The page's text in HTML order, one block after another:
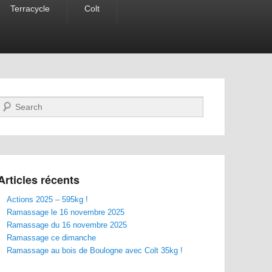
Terracycle Colt
Recherche
récents
Actions 2025 – 595kg !
Ramassage le 16 novembre 2025
Ramassage du 16 novembre 2025
Ramassage ce dimanche
Ramassage au bois de Boulogne avec Colt 35kg !